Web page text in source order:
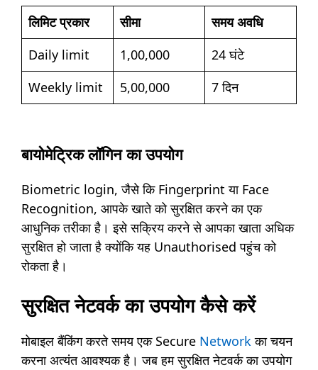
लिमिट प्रकार सीमा
समय अवधि
Daily limit
1,00,000
24 घंटे
Weekly limit
5,00,000 7 दिन
बायोमेट्रिक लॉगिन का उपयोग
Biometric login, जैसे कि Fingerprint या Face
Recognition, आपके खाते को सुरक्षित करने का एक
आधुनिक तरीका है। इसे सक्रिय करने से आपका खाता अधिक
सुरक्षित हो जाता है क्योंकि यह Unauthorised पहुंच को
रोकता है।
सुरक्षित नेटवर्क का उपयोग कैसे करें
मोबाइल बैंकिंग करते समय एक Secure Networkका चयन
करना अत्यंत आवश्यक है। जब हम सुरक्षित नेटवर्क का उपयोग